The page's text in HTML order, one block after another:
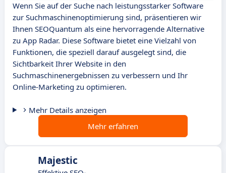
Wenn Sie auf der Suche nach leistungsstarker Software
zur Suchmaschinenoptimierung sind, präsentieren wir
Ihnen SEOQuantum als eine hervorragende Alternative
zu App Radar. Diese Software bietet eine Vielzahl von
Funktionen, die speziell darauf ausgelegt sind, die
Sichtbarkeit Ihrer Website in den
Suchmaschinenergebnissen zu verbessern und Ihr
Online-Marketing zu optimieren.
Mehr Details anzeigen
Mehr erfahren
Majestic